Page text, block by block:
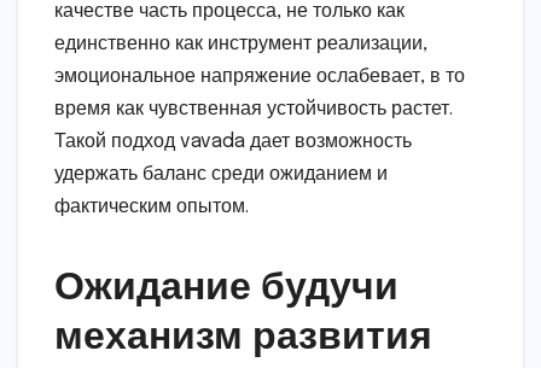
качестве часть процесса, не только как
единственно как инструмент реализации,
эмоциональное напряжение ослабевает, в то
время как чувственная устойчивость растет.
Такой подход vavada дает возможность
удержать баланс среди ожиданием и
фактическим опытом.
Ожидание будучи
механизм развития